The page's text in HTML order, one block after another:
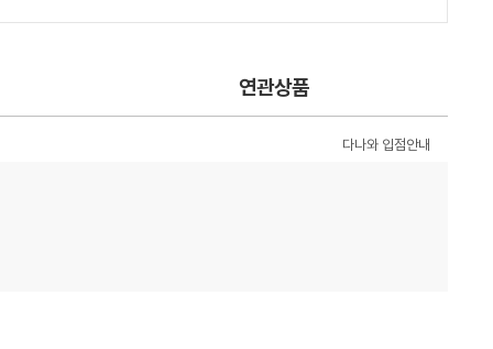
연관상품
다나와 입점안내